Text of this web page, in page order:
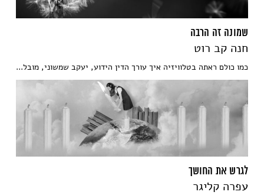
שמונה זה הרבה
חנה קב רוט
כמו כולם ראתה בטלוויזיה איך עורך הדין הידוע, יעקב שמשוני, מובל...
לגרש את החושך
עפרה קליגר